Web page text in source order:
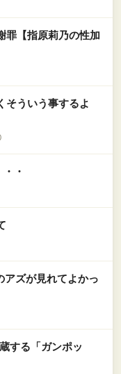
罪【指原莉乃の性加
そういう事するよ
・
アズが見れてよかっ
する「ガンポッ